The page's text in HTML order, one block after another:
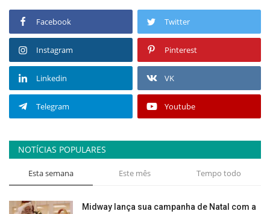
Facebook Twitter
Instagram Pinterest
Linkedin VK
Telegram Youtube
NOTÍCIAS POPULARES
Esta semana Este mês Tempo todo
Midway lança sua campanha de Natal com a